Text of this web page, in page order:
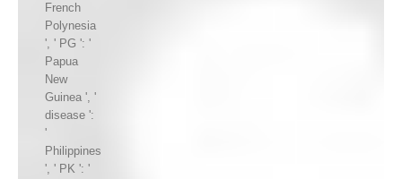
French
Polynesia
', ' PG ': '
Papua
New
Guinea ', '
disease ':
'
Philippines
', ' PK ': '